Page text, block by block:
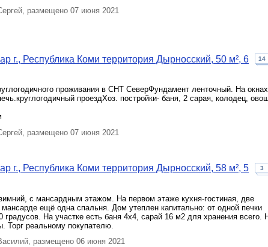
размещено 07 июня 2021
г., Республика Коми территория Дырносский, 50 м², 6
проживания в СНТ СеверФундамент ленточный. На окнах
проездХоз. постройки- баня, 2 сарая, колодец,
14
размещено 07 июня 2021
г., Республика Коми территория Дырносский, 58 м², 5
с мансардным этажом. На первом этаже кухня-гостиная, две
ещё одна спальня. Дом утеплен капитально: от одной печки
градусов. На участке есть баня 4х4, сарай 16 м2 для хранения всего.
Торг реальному покупателю.
3
размещено 06 июня 2021